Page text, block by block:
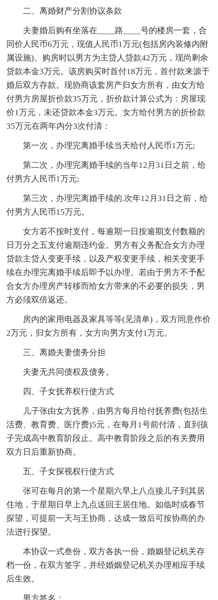
二、离婚财产分割协议条款
夫妻婚后购有坐落在____路____号的楼房一套，合
同价人民币6万元，现值人民币1万元(包括房内装修内附
属设施)。购房时以男方为主贷人贷款42万元，现尚剩余
贷款本金3万元。该房购买时首付18万元，首付款来源于
婚后双方存款。现协商该套房产归女方所有，由女方给
付男方房屋折价款35万元，折价款计算公式为：房屋现
价1万元，未还贷款本金3万元。女方给付男方的折价款
35万元在两年内分3次付清：
第一次，办理完离婚手续当天给付人民币1万元;
第二次，办理完离婚手续的当年12月31日之前，给
付男方人民币1万元;
第三次，办理完离婚手续的.次年12月31日之前，给
付男方人民币15万元。
女方若不按时支付，每逾期一日按逾期支付数额的
日万分之五支付逾期违约金。男方有义务配合女方办理
贷款主贷人变更手续，以及产权变更手续，相关变更手
续在办理完离婚手续后即予以办理。若由于男方不予配
合女方办理房产转移而给女方带来的不必要的损失，男
方必须双倍返还。
房内的家用电器及家具等等(见清单)，双方同意作价
2万元，归女方所有，女方向男方支付1万元。
三、离婚夫妻债务分担
夫妻无共同债权及债务。
四、子女抚养权行使方式
儿子张由女方抚养，由男方每月给付抚养费(包括生
活费、教育费、医疗费)5元，在每月1号前付清，直到孩
子完成高中教育阶段止。高中教育阶段之后的有关费用
双方日后重新协商。
五、子女探视权行使方式
张可在每月的第一个星期六早上八点接儿子到其居
住地，于星期日早上九点送回王居住地。如临时或春节
探望，可提前一天与王协商，达成一致后可按协商的办
法进行探望。
本协议一式叁份，双方各执一份，婚姻登记机关存
档一份，在双方签字，并经婚姻登记机关办理相应手续
后生效。